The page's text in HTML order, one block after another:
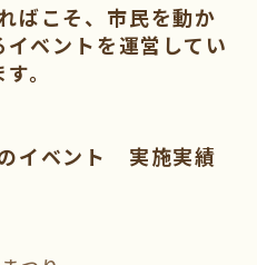
ばこそ、市民を動か
ベントを運営してい
。
イベント 実施実績